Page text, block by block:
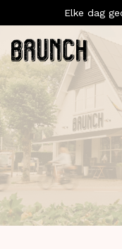
Elke dag